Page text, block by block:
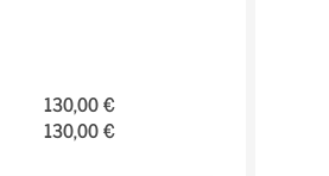
130,00 €
130,00 €